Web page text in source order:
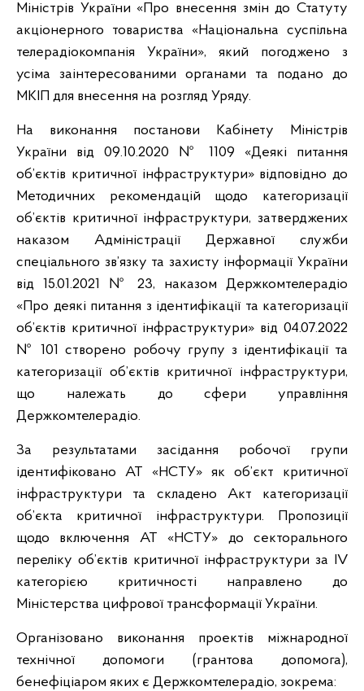
Міністрів України «Про внесення змін до Статуту
акціонерного товариства «Національна суспільна
телерадіокомпанія України», який погоджено з
усіма заінтересованими органами та подано до
МКІП для внесення на розгляд Уряду.
На виконання постанови Кабінету Міністрів
України від 09.10.2020 № 1109 «Деякі питання
об’єктів критичної інфраструктури» відповідно до
Методичних рекомендацій щодо категоризації
об’єктів критичної інфраструктури, затверджених
наказом Адміністрації Державної служби
спеціального зв’язку та захисту інформації України
від 15.01.2021 № 23, наказом Держкомтелерадіо
«Про деякі питання з ідентифікації та категоризації
об’єктів критичної інфраструктури» від 04.07.2022
№ 101 створено робочу групу з ідентифікації та
категоризації об’єктів критичної інфраструктури,
що належать до сфери управління
Держкомтелерадіо.
За результатами засідання робочої групи
ідентифіковано АТ «НСТУ» як об’єкт критичної
інфраструктури та складено Акт категоризації
об’єкта критичної інфраструктури. Пропозиції
щодо включення АТ «НСТУ» до секторального
переліку об’єктів критичної інфраструктури за IV
категорією критичності направлено до
Міністерства цифрової трансформації України.
Організовано виконання проектів міжнародної
технічної допомоги (грантова допомога),
бенефіціаром яких є Держкомтелерадіо, зокрема: